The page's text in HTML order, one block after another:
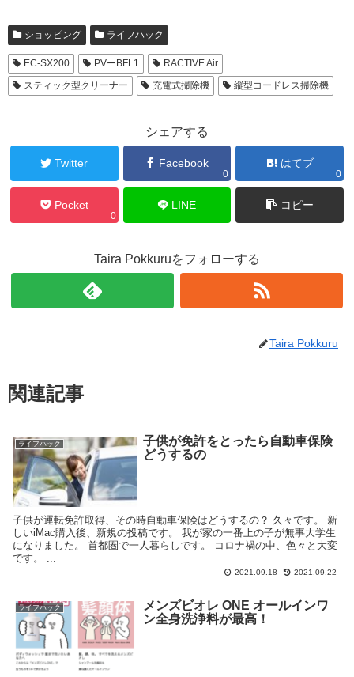
ショッピング ライフハック
EC-SX200 PVーBFL1
RACTIVE Air
スティック型クリーナー
充電式掃除機 縦型コードレス掃除機
シェアする
Twitter Facebook
0
はてブ
0
Pocket
0
LINE コピー
Taira Pokkuruをフォローする
Taira Pokkuru
関連記事
ライフハック
子供が免許をとったら自動車保険
どうするの
子供が運転免許取得、その時自動車保険はどうするの？ 久々です。 新
しいiMac購入後、新規の投稿です。 我が家の一番上の子が無事大学生
になりました。 首都圏で一人暮らしです。 コロナ禍の中、色々と大変
です。 ...
2021.09.18 2021.09.22
ライフハック
メンズビオレ ONE オールインワ
ン全身洗浄料が最高！